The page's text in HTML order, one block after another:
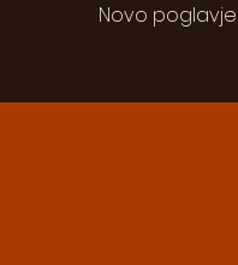
Novo